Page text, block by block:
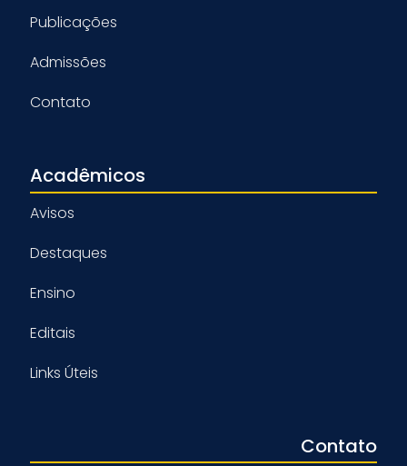
Publicações
Admissões
Contato
Acadêmicos
Avisos
Destaques
Ensino
Editais
Links Úteis
Contato